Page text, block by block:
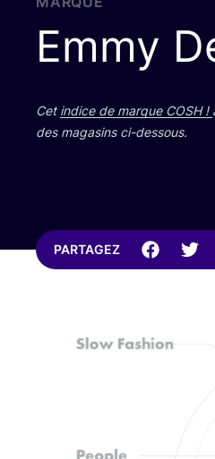
Emmy
Cetindice de marque COSH!
des maga­sins ci-dessous.
PARTAGEZ